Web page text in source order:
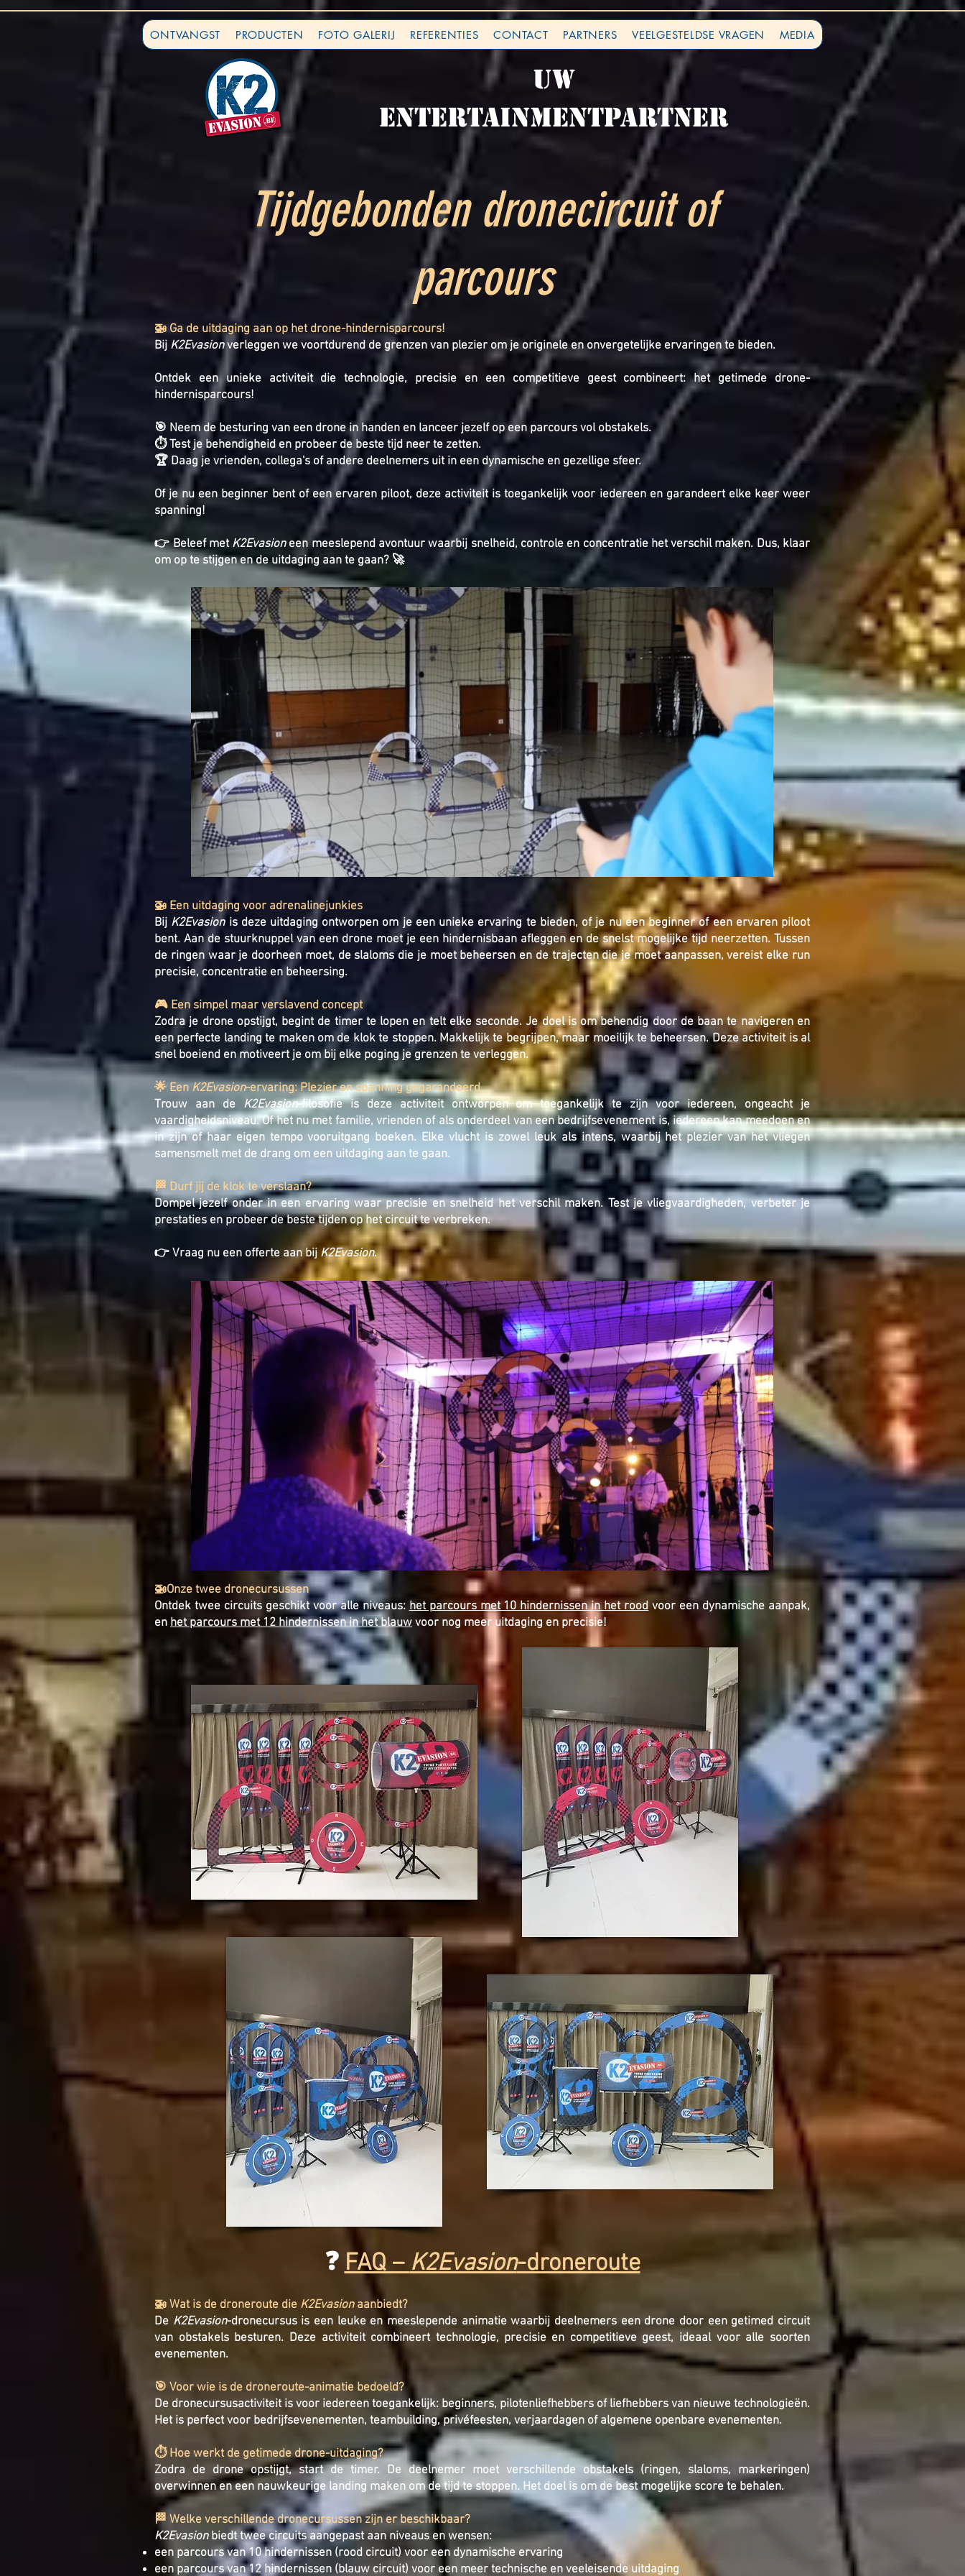
ONTVANGST PRODUCTEN FOTO GALERIJ REFERENTIES CONTACT PARTNERS VEELGESTELDSE VRAGEN MEDIA
Uw
ENTERTAINMENTpartner
Tijdgebonden dronecircuit of
parcours
🚁 Ga de uitdaging aan op het drone-hindernisparcours!
Bij K2Evasionverleggen we voortdurend de grenzen van plezier om je originele en onvergetelijke ervaringen te bieden.
Ontdek een unieke activiteit die technologie, precisie en een competitieve geest combineert: het getimede drone-
hindernisparcours!
🎯 Neem de besturing van een drone in handen en lanceer jezelf op een parcours vol obstakels.
⏱️ Test je behendigheid en probeer de beste tijd neer te zetten.
🏆 Daag je vrienden, collega's of andere deelnemers uit in een dynamische en gezellige sfeer.
Of je nu een beginner bent of een ervaren piloot, deze activiteit is toegankelijk voor iedereen en garandeert elke keer weer
spanning!
👉 Beleef met K2Evasion een meeslepend avontuur waarbij snelheid, controle en concentratie het verschil maken. Dus, klaar
om op te stijgen en de uitdaging aan te gaan? 🚀
🚁 Een uitdaging voor adrenalinejunkies
Bij K2Evasion is deze uitdaging ontworpen om je een unieke ervaring te bieden, of je nu een beginner of een ervaren piloot
bent. Aan de stuurknuppel van een drone moet je een hindernisbaan afleggen en de snelst mogelijke tijd neerzetten. Tussen
de ringen waar je doorheen moet, de slaloms die je moet beheersen en de trajecten die je moet aanpassen, vereist elke run
precisie, concentratie en beheersing.
🎮 Een simpel maar verslavend concept
Zodra je drone opstijgt, begint de timer te lopen en telt elke seconde. Je doel is om behendig door de baan te navigeren en
een perfecte landing te maken om de klok te stoppen. Makkelijk te begrijpen, maar moeilijk te beheersen. Deze activiteit is al
snel boeiend en motiveert je om bij elke poging je grenzen te verleggen.
🌟 Een K2Evasion-ervaring: Plezier en spanning gegarandeerd
Trouw aan de K2Evasion-filosofie is deze activiteit ontworpen om toegankelijk te zijn voor iedereen, ongeacht je
vaardigheidsniveau. Of het nu met familie, vrienden of als onderdeel van een bedrijfsevenement is, iedereen kan meedoen en
in zijn of haar eigen tempo vooruitgang boeken. Elke vlucht is zowel leuk als intens, waarbij het plezier van het vliegen
samensmelt met de drang om een ​​uitdaging aan te gaan.
🏁 Durf jij de klok te verslaan?
Dompel jezelf onder in een ervaring waar precisie en snelheid het verschil maken. Test je vliegvaardigheden, verbeter je
prestaties en probeer de beste tijden op het circuit te verbreken.
👉 Vraag nu een offerte aan bij K2Evasion.
🚁Onze twee dronecursussen
Ontdek twee circuits geschikt voor alle niveaus:het parcours met 10 hindernissen in het roodvoor een dynamische aanpak,
en het parcours met 12 hindernissen in het blauw voor nog meer uitdaging en precisie!
❓FAQ –K2Evasion-droneroute
🚁 Wat is de droneroute die K2Evasion aanbiedt?
De K2Evasion-dronecursus is een leuke en meeslepende animatie waarbij deelnemers een drone door een getimed circuit
van obstakels besturen. Deze activiteit combineert technologie, precisie en competitieve geest, ideaal voor alle soorten
evenementen.
🎯 Voor wie is de droneroute-animatie bedoeld?
De dronecursusactiviteit is voor iedereen toegankelijk: beginners, pilotenliefhebbers of liefhebbers van nieuwe technologieën.
Het is perfect voor bedrijfsevenementen, teambuilding, privéfeesten, verjaardagen of algemene openbare evenementen.
⏱️ Hoe werkt de getimede drone-uitdaging?
Zodra de drone opstijgt, start de timer. De deelnemer moet verschillende obstakels (ringen, slaloms, markeringen)
overwinnen en een nauwkeurige landing maken om de tijd te stoppen. Het doel is om de best mogelijke score te behalen.
🏁 Welke verschillende dronecursussen zijn er beschikbaar?
K2Evasion biedt twee circuits aangepast aan niveaus en wensen:
een parcours van 10 hindernissen (rood circuit) voor een dynamische ervaring
een parcours van 12 hindernissen (blauw circuit) voor een meer technische en veeleisende uitdaging